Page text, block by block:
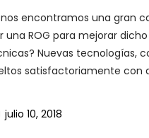
encontramos una gran
una ROG para mejorar
Nuevas tecnologías,
satisfactoriamente
julio 10, 2018